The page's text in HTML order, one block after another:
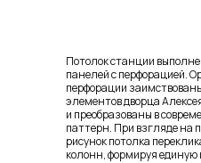
Потолок станции
панелей с перфорацией.
перфорации
элементов дворца
и преобразованы в
паттерн. При взгляде на
рисунок потолка
колонн, формируя